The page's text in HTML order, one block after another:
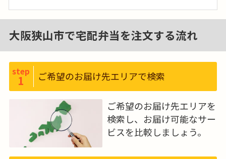
しています。“まごころスタッフ”か
ら直接「手渡し」することで、お客
さまとのふれあいやコミュニケー
ます。毎日の食事にお困りの高齢者
の方にお食事をお届けする一方で、
まだまだ働きたいとお考えの元気
な高齢者の方にも私たちの事業に
参画していただき、一緒に高齢者の
方を支えていきたいと考えていま
す。
大阪狭山市で宅配弁当を注文する流れ
step
1 ご希望のお届け先エリアで検索
ご希望のお届け先エリアを
検索し、お届け可能なサー
ビスを比較しましょう。